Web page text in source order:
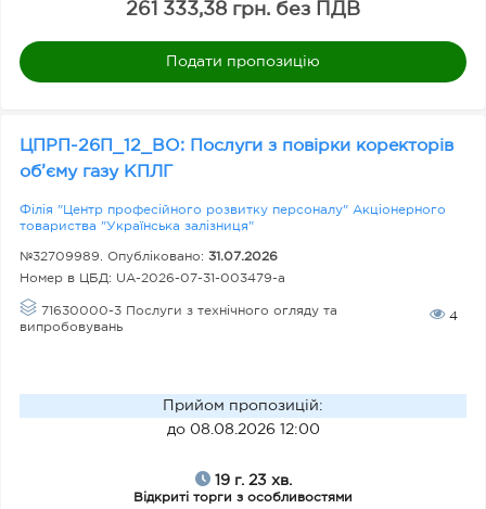
261 333,38 грн. без ПДВ
Подати пропозицію
ЦПРП-26П_12_ВО: Послуги з повірки коректорів
об’єму газу КПЛГ
Філія "Центр професійного розвитку персоналу" Акціонерного
товариства "Українська залізниця"
№32709989. Опубліковано: 31.07.2026
Номер в ЦБД: UA-2026-07-31-003479-a
71630000-3 Послуги з технічного огляду та
випробовувань
4
Прийом пропозицій:
до 08.08.2026 12:00
19 г. 23 хв.
Відкриті торги з особливостями